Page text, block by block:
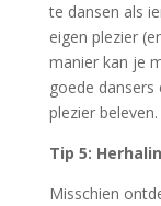
te dansen als
eigen plezier
manier kan je
goede
plezier beleven.
Tip 5:
Misschien